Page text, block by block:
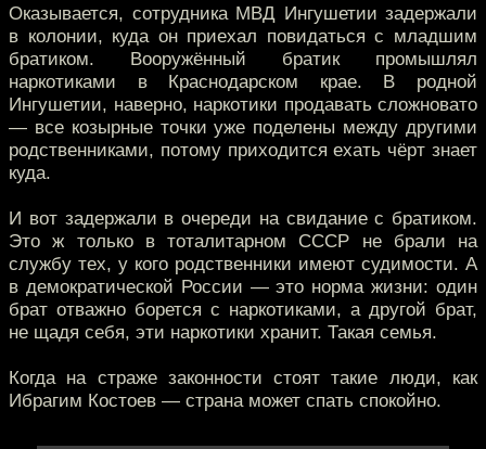
Оказывается, сотрудника МВД Ингушетии задержали
в колонии, куда он приехал повидаться с младшим
братиком. Вооружённый братик промышлял
наркотиками в Краснодарском крае. В родной
Ингушетии, наверно, наркотики продавать сложновато
— все козырные точки уже поделены между другими
родственниками, потому приходится ехать чёрт знает
куда.
И вот задержали в очереди на свидание с братиком.
Это ж только в тоталитарном СССР не брали на
службу тех, у кого родственники имеют судимости. А
в демократической России — это норма жизни: один
брат отважно борется с наркотиками, а другой брат,
не щадя себя, эти наркотики хранит. Такая семья.
Когда на страже законности стоят такие люди, как
Ибрагим Костоев — страна может спать спокойно.